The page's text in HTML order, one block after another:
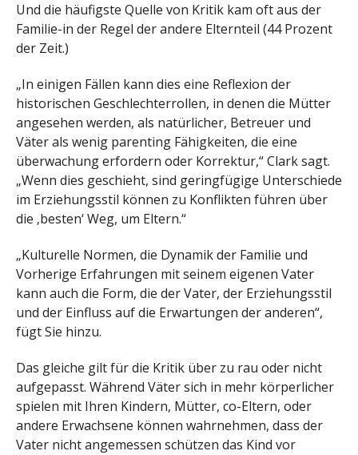
Und die häufigste Quelle von Kritik kam oft aus der
Familie-in der Regel der andere Elternteil (44 Prozent
der Zeit.)
„In einigen Fällen kann dies eine Reflexion der
historischen Geschlechterrollen, in denen die Mütter
angesehen werden, als natürlicher, Betreuer und
Väter als wenig parenting Fähigkeiten, die eine
überwachung erfordern oder Korrektur,“ Clark sagt.
„Wenn dies geschieht, sind geringfügige Unterschiede
im Erziehungsstil können zu Konflikten führen über
die ‚besten‘ Weg, um Eltern.“
„Kulturelle Normen, die Dynamik der Familie und
Vorherige Erfahrungen mit seinem eigenen Vater
kann auch die Form, die der Vater, der Erziehungsstil
und der Einfluss auf die Erwartungen der anderen“,
fügt Sie hinzu.
Das gleiche gilt für die Kritik über zu rau oder nicht
aufgepasst. Während Väter sich in mehr körperlicher
spielen mit Ihren Kindern, Mütter, co-Eltern, oder
andere Erwachsene können wahrnehmen, dass der
Vater nicht angemessen schützen das Kind vor